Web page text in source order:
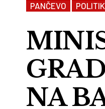
PANČEVO
NA